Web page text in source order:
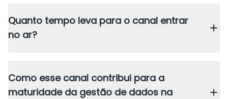
Quanto tempo leva para o canal entrar
no ar?
Como esse canal contribui para a
maturidade da gestão de dados na